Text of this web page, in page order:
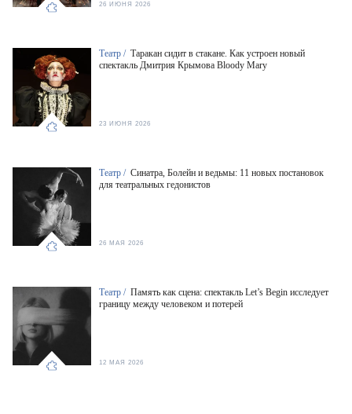
26 ИЮНЯ 2026
Театр / Таракан сидит в стакане. Как устроен новый
спектакль Дмитрия Крымова Bloody Mary
23 ИЮНЯ 2026
Театр / Синатра, Болейн и ведьмы: 11 новых постановок
для театральных гедонистов
26 МАЯ 2026
Театр / Память как сцена: спектакль Let’s Begin исследует
границу между человеком и потерей
12 МАЯ 2026